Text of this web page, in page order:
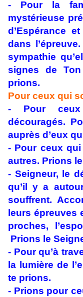
- Pour la
mystérieuse
d’Espérance
dans
sympathie
signes de
prions.
Pour ceux qui
- Pour
découragés.
auprès d’eux
- Pour ceux
autres. Prions
- Seigneur, le
qu’il y a
souffrent.
leurs épreuves
proches,
Prions le
- Pour qu’à
la lumière de
te prions.
- Prions pour